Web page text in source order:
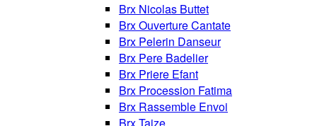
Brx Nicolas Buttet
Brx Ouverture Cantate
Brx Pelerin Danseur
Brx Pere Badelier
Brx Priere Efant
Brx Procession Fatima
Brx Rassemble Envoi